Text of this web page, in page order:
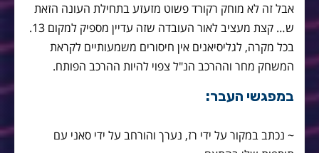
אבל זה לא מוחק רקורד פשוט מזעזע בתחילת העונה הזאת
ש… קצת מעציב לאור העובדה שזה עדיין מספיק למקום 13.
בכל מקרה, לגליסיאנים אין חיסורים משמעותיים לקראת
המשחק מחר וההרכב הנ"ל צפוי להיות ההרכב הפותח.
במפגשי העבר:
~ נכתב במקור על ידי רז, נערך והורחב על ידי סאני עם